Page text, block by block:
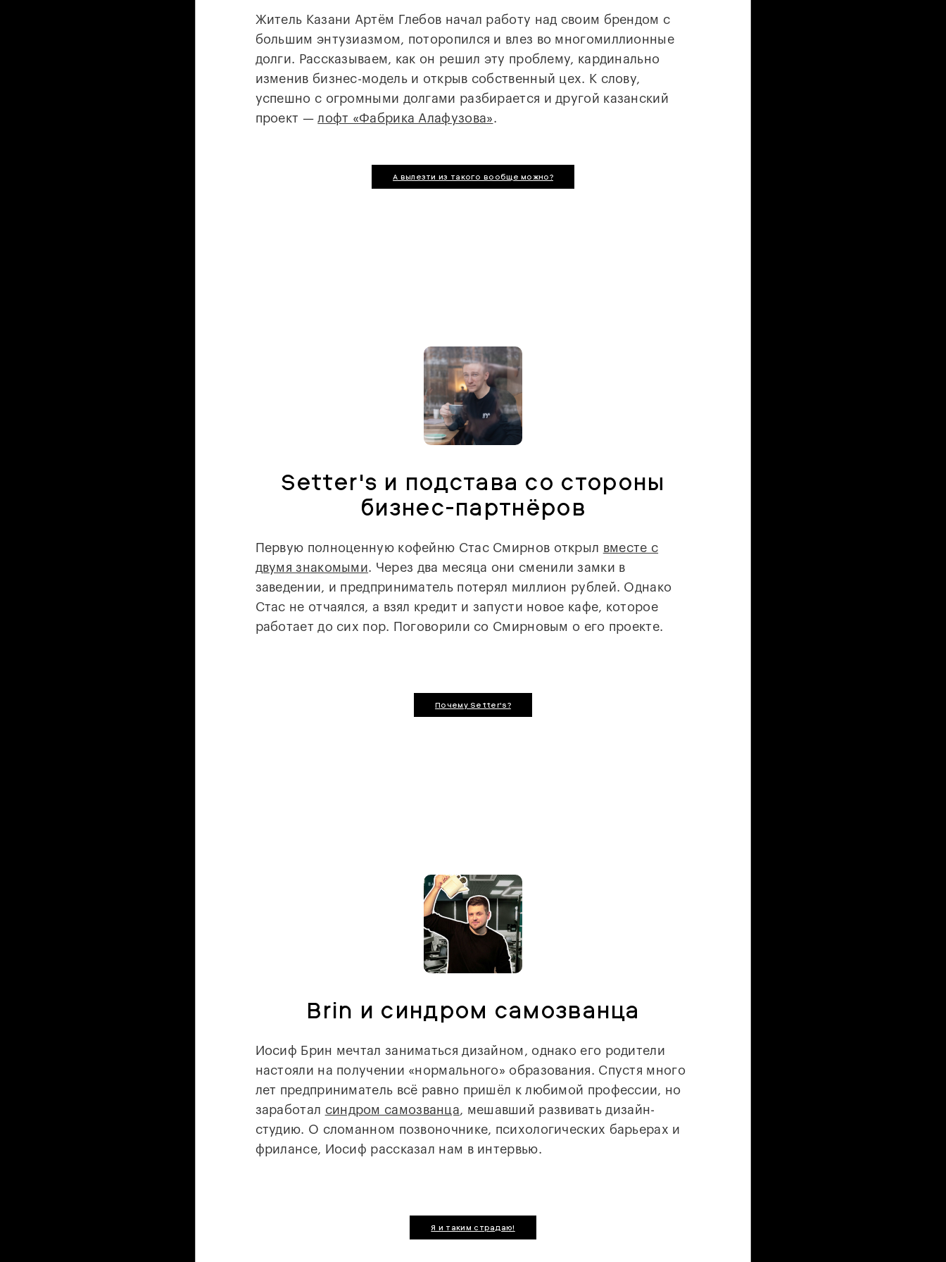
Житель Казани Артём Глебов начал работу над своим брендом с
большим энтузиазмом, поторопился и влез во многомиллионные
долги. Рассказываем, как он решил эту проблему, кардинально
изменив бизнес-модель и открыв собственный цех. К слову,
успешно с огромными долгами разбирается и другой казанский
проект —лофт «Фабрика Алафузова».
А вылезти из такого вообще можно?
Setter's и подстава со стороны
бизнес-партнёров
Первую полноценную кофейню Стас Смирнов открыл вместе с
двумя знакомыми. Через два месяца они сменили замки в
заведении, и предприниматель потерял миллион рублей. Однако
Стас не отчаялся, а взял кредит и запусти новое кафе, которое
работает до сих пор. Поговорили со Смирновым о его проекте.
Почему Setter's?
Brin и синдром самозванца
Иосиф Брин мечтал заниматься дизайном, однако его родители
настояли на получении «нормального» образования. Спустя много
лет предприниматель всё равно пришёл к любимой профессии, но
заработал синдром самозванца, мешавший развивать дизайн-
студию. О сломанном позвоночнике, психологических барьерах и
фрилансе, Иосиф рассказал нам в интервью.
Я и таким страдаю!